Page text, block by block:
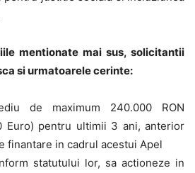
mentionate mai sus, solicitantii
si urmatoarele cerinte:
de maximum 240.000 RON
Euro) pentru ultimii 3 ani, anterior
finantare in cadrul acestui Apel
statutului lor, sa actioneze in